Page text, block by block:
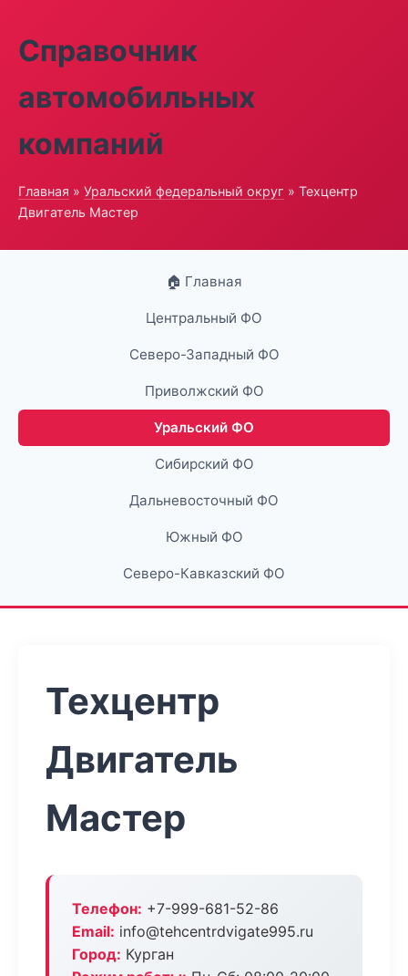
Справочник
автомобильных
компаний
Главная » Уральский федеральный округ » Техцентр
Двигатель Мастер
🏠 Главная
Центральный ФО
Северо-Западный ФО
Приволжский ФО
Уральский ФО
Сибирский ФО
Дальневосточный ФО
Южный ФО
Северо-Кавказский ФО
Техцентр
Двигатель
Мастер
Телефон: +7-999-681-52-86
Email: info@tehcentrdvigate995.ru
Город: Курган